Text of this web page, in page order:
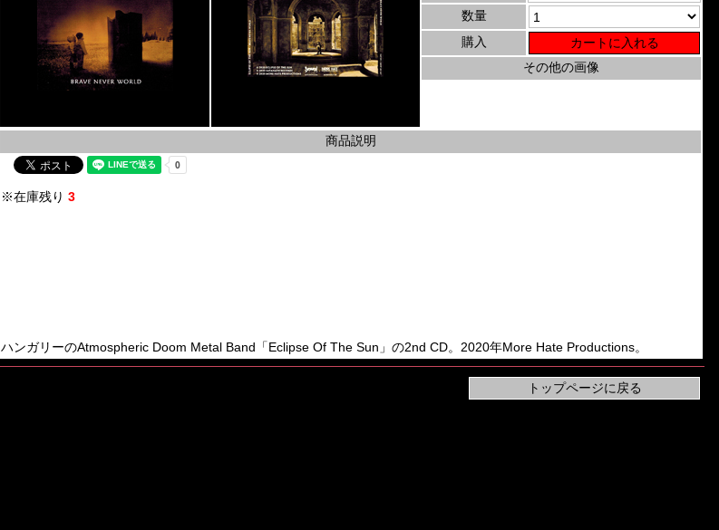
数量
購入
その他の画像
商品説明
※在庫残り 3
ハンガリーのAtmospheric Doom Metal Band「Eclipse Of The Sun」の2nd CD。2020年More Hate Productions。